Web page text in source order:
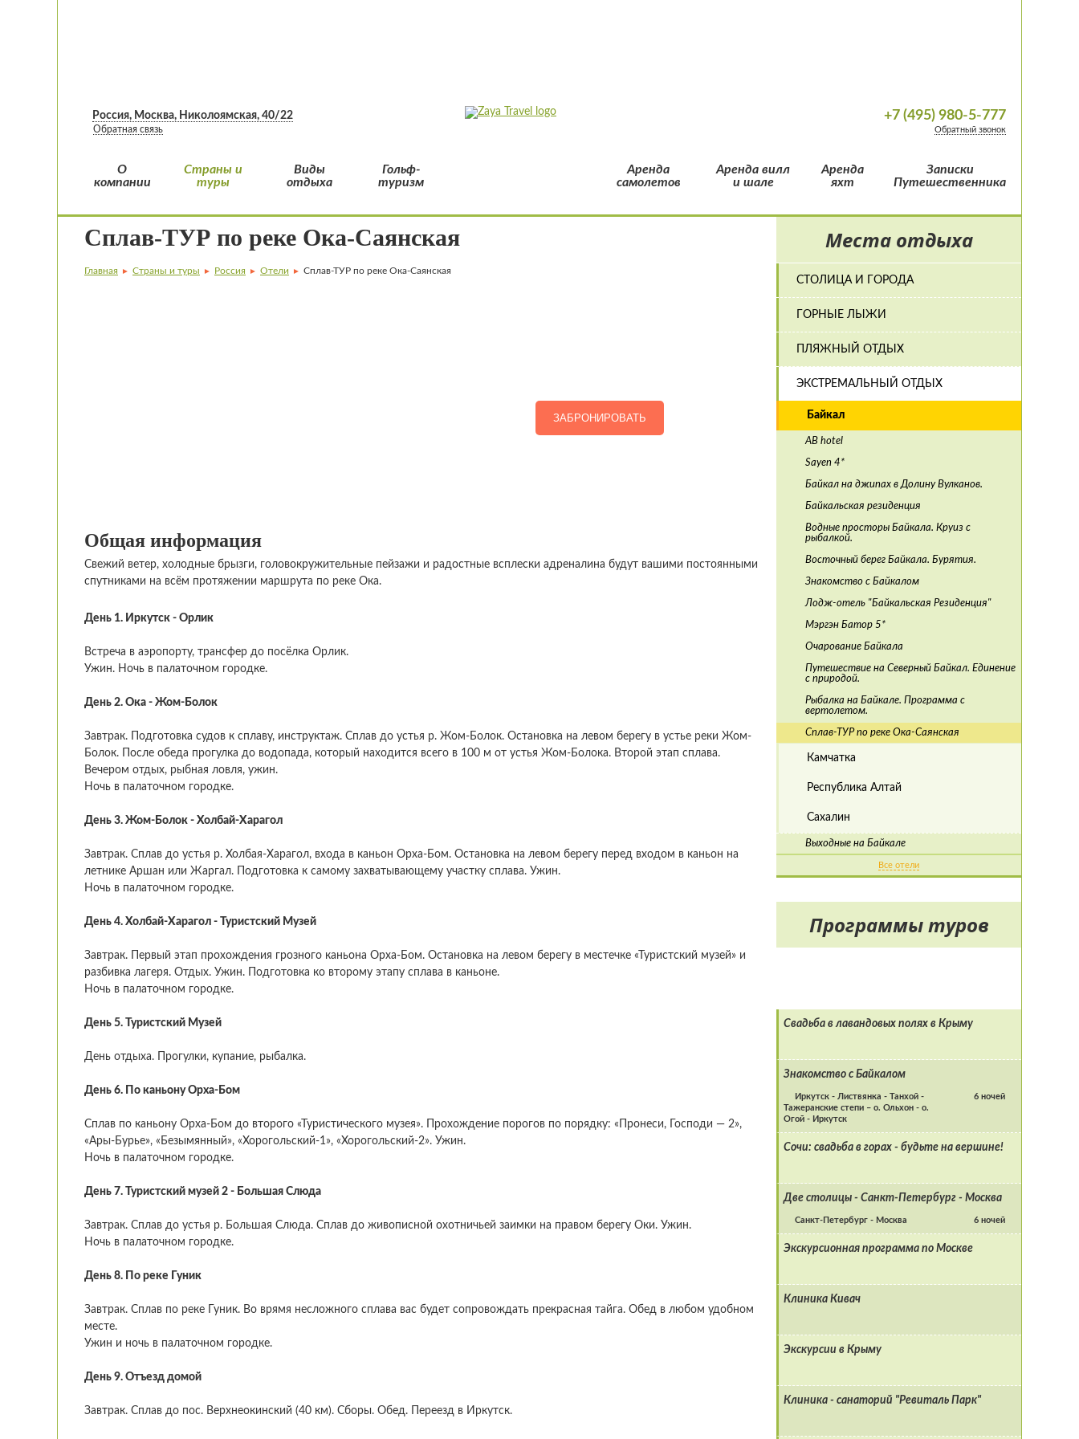
Россия, Москва, Николоямская, 40/22
Обратная связь
+7 (495) 980-5-777
Обратный звонок
О
компании
Страны и
туры
Виды
отдыха
Гольф-
туризм
Аренда
самолетов
Аренда вилл
и шале
Аренда
яхт
Записки
Путешественника
Сплав-ТУР по реке Ока-Саянская
Главная ► Страны и туры ► Россия ► Отели ► Сплав-ТУР по реке Ока-Саянская
ЗАБРОНИРОВАТЬ
Общая информация
Свежий ветер, холодные брызги, головокружительные пейзажи и радостные всплески адреналина будут вашими постоянными
спутниками на всём протяжении маршрута по реке Ока.
День 1. Иркутск - Орлик
Встреча в аэропорту, трансфер до посёлка Орлик.
Ужин. Ночь в палаточном городке.
День 2. Ока - Жом-Болок
Завтрак. Подготовка судов к сплаву, инструктаж. Сплав до устья р. Жом-Болок. Остановка на левом берегу в устье реки Жом-
Болок. После обеда прогулка до водопада, который находится всего в 100 м от устья Жом-Болока. Второй этап сплава.
Вечером отдых, рыбная ловля, ужин.
Ночь в палаточном городке.
День 3. Жом-Болок - Холбай-Харагол
Завтрак. Сплав до устья р. Холбая-Харагол, входа в каньон Орха-Бом. Остановка на левом берегу перед входом в каньон на
летнике Аршан или Жаргал. Подготовка к самому захватывающему участку сплава. Ужин.
Ночь в палаточном городке.
День 4. Холбай-Харагол - Туристский Музей
Завтрак. Первый этап прохождения грозного каньона Орха-Бом. Остановка на левом берегу в местечке «Туристский музей» и
разбивка лагеря. Отдых. Ужин. Подготовка ко второму этапу сплава в каньоне.
Ночь в палаточном городке.
День 5. Туристский Музей
День отдыха. Прогулки, купание, рыбалка.
День 6. По каньону Орха-Бом
Сплав по каньону Орха-Бом до второго «Туристического музея». Прохождение порогов по порядку: «Пронеси, Господи — 2»,
«Ары-Бурье», «Безымянный», «Хорогольский-1», «Хорогольский-2». Ужин.
Ночь в палаточном городке.
День 7. Туристский музей 2 - Большая Слюда
Завтрак. Сплав до устья р. Большая Слюда. Сплав до живописной охотничьей заимки на правом берегу Оки. Ужин.
Ночь в палаточном городке.
День 8. По реке Гуник
Завтрак. Сплав по реке Гуник. Во врямя несложного сплава вас будет сопровождать прекрасная тайга. Обед в любом удобном
месте.
Ужин и ночь в палаточном городке.
День 9. Отъезд домой
Завтрак. Сплав до пос. Верхнеокинский (40 км). Сборы. Обед. Переезд в Иркутск.
Места отдыха
СТОЛИЦА И ГОРОДА
ГОРНЫЕ ЛЫЖИ
ПЛЯЖНЫЙ ОТДЫХ
ЭКСТРЕМАЛЬНЫЙ ОТДЫХ
Байкал
AB hotel
Sayen 4*
Байкал на джипах в Долину Вулканов.
Байкальская резиденция
Водные просторы Байкала. Круиз с
рыбалкой.
Восточный берег Байкала. Бурятия.
Знакомство с Байкалом
Лодж-отель "Байкальская Резиденция"
Мэргэн Батор 5*
Очарование Байкала
Путешествие на Северный Байкал. Единение
с природой.
Рыбалка на Байкале. Программа с
вертолетом.
Сплав-ТУР по реке Ока-Саянская
Камчатка
Республика Алтай
Сахалин
Выходные на Байкале
Все отели
Программы туров
Свадьба в лавандовых полях в Крыму
Знакомство с Байкалом
Иркутск - Листвянка - Танхой -
Тажеранские степи – о. Ольхон - о.
Огой - Иркутск
6 ночей
Сочи: свадьба в горах - будьте на вершине!
Две столицы - Санкт-Петербург - Москва
Санкт-Петербург - Москва 6 ночей
Экскурсионная программа по Москве
Клиника Кивач
Экскурсии в Крыму
Клиника - санаторий "Ревиталь Парк"